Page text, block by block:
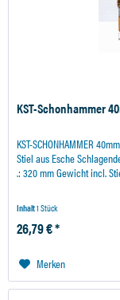
KST-Schonhammer
KST-SCHONHAMMER
Stiel aus Esche
.: 320 mm Gewicht incl.
Inhalt1 Stück
26,79 € *
Merken